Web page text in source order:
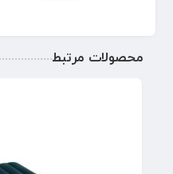
محصولات مرتبط